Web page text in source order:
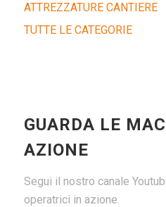
ATTREZZATURE CANTIERE
TUTTE LE CATEGORIE
GUARDA LE
AZIONE
Segui il nostro canale
operatrici in azione.